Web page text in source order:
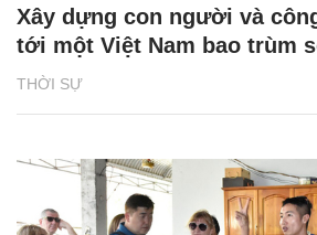
THỜI SỰ
Xây dựng con người và
tới một Việt Nam bao trùm